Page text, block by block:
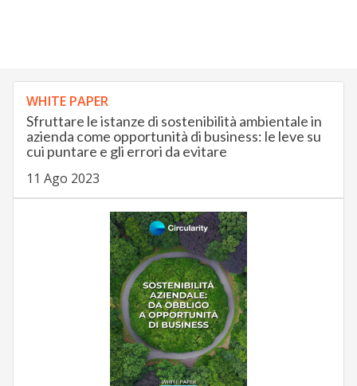
WHITE PAPER
Sfruttare le istanze di sostenibilità ambientale in
azienda come opportunità di business: le leve su
cui puntare e gli errori da evitare
11 Ago 2023